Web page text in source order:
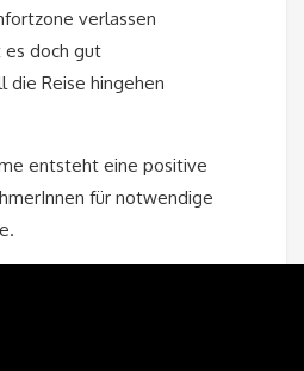
verlassen
es doch gut
die Reise hingehen
entsteht eine positive
für notwendige